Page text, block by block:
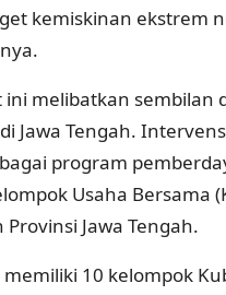
kemiskinan ekstrem
ini melibatkan sembilan
Jawa Tengah.
program
Usaha Bersama
Jawa Tengah.
memiliki 10 kelompok